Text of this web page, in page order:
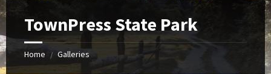
TownPress State Park
Home / Galleries